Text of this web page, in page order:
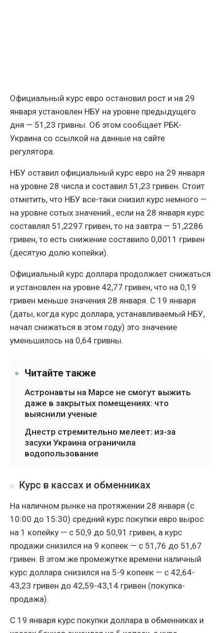
Официальный курс евро остановил рост и на 29
января установлен НБУ на уровне предыдущего
дня — 51,23 гривны. Об этом сообщает РБК-
Украина со ссылкой на данные на сайте
регулятора.
НБУ оставил официальный курс евро на 29 января
на уровне 28 числа и составил 51,23 гривен. Стоит
отметить, что НБУ все-таки снизил курс немного —
на уровне сотых значений., если на 28 января курс
составлял 51,2297 гривен, то на завтра — 51,2286
гривен, то есть снижение составило 0,0011 гривен
(десятую долю копейки).
Официальный курс доллара продолжает снижаться
и установлен на уровне 42,77 гривен, что на 0,19
гривен меньше значения 28 января. С 19 января
(даты, когда курс доллара, устанавливаемый НБУ,
начал снижаться в этом году) это значение
уменьшилось на 0,64 гривны.
Читайте также
Астронавты на Марсе не смогут выжить
даже в закрытых помещениях: что
выяснили ученые
Днестр стремительно мелеет: из-за
засухи Украина ограничила
водопользование
Курс в кассах и обменниках
На наличном рынке на протяжении 28 января (с
10:00 до 15:30) средний курс покупки евро вырос
на 1 копейку — с 50,9 до 50,91 гривен, а курс
продажи снизился на 9 копеек — с 51,76 до 51,67
гривен. В этом же промежутке времени наличный
курс доллара снизился на 5-9 копеек — с 42,64-
43,23 гривен до 42,59-43,14 гривен (покупка-
продажа).
С 19 января курс покупки доллара в обменниках и